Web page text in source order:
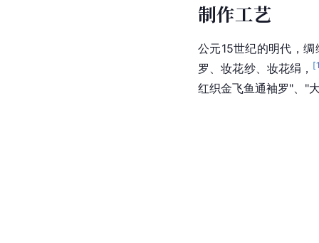
制作工艺
公元15世纪的明代，
罗、妆花纱、妆花绢， [
红织金飞鱼通袖罗"、"